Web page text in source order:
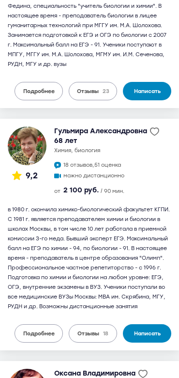
Федина, специальность "учитель биологии и химии". В
настоящее время - преподаватель биологии в лицее
гуманитарных технологий при МГГУ им. М.А. Шолохова.
Занимается подготовкой к ЕГЭ и ОГЭ по биологии с 2007
г. Максимальный балл на ЕГЭ - 91. Ученики поступают в
МПГУ, МГГУ им. М.А. Шолохова, МГМУ им. И.М. Сеченова,
РУДН, МГУ и др. вузы
Подробнее Отзывы 23 Написать
9,2
Гульмира Александровна
68 лет
химия, биология
18 отзывов,51 оценка
можно дистанционно
от 2 100 руб. / 90 мин.
в 1980 г. окончила химико-биологический факультет КГПИ.
С 1981 г. является преподавателем химии и биологии в
школах Москвы, в том числе 10 лет работала в приемной
комиссии 3-го меда. Бывший эксперт ЕГЭ. Максимальный
балл на ЕГЭ по химии - 94, по биологии - 91. В настоящее
время - преподаватель в центре образования "Олимп".
Профессиональное частное репетиторство - c 1996 г.
Подготовка по химии и биологии на любом уровне: ЕГЭ,
ОГЭ, внутренние экзамены в ВУЗ. Ученики поступали во
все медицинские ВУЗы Москвы: МВА им. Скрябина, МГУ,
РУДН и др. Возможны дистанционные занятия
Подробнее Отзывы 18 Написать
Оксана Владимировна